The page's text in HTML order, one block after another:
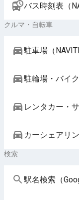
バス時刻表（
クルマ・自転車
駐車場（
駐輪場・バイ
レンタカー・
カーシェアリ
検索
駅名検索（